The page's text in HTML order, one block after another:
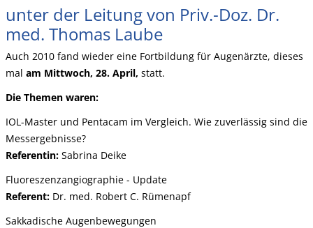
unter der Leitung von Priv.-Doz. Dr.
med. Thomas Laube
Auch 2010 fand wieder eine Fortbildung für Augenärzte, dieses
mal am Mittwoch, 28. April, statt.
Die Themen waren:
IOL-Master und Pentacam im Vergleich. Wie zuverlässig sind die
Messergebnisse?
Referentin: Sabrina Deike
Fluoreszenzangiographie - Update
Referent: Dr. med. Robert C. Rümenapf
Sakkadische Augenbewegungen